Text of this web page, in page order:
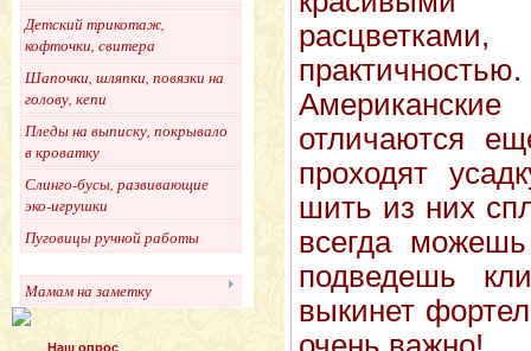
Детский трикотаж,
кофточки, свитера
Шапочки, шляпки, повязки на
голову, кепи
Пледы на выписку, покрывало
в кроватку
Слинго-бусы, развивающие
эко-игрушки
Пуговицы ручной работы
Мамам на заметку
Наш опрос
практичностью.
отличаются
проходят
шить из них
всегда
подведешь
выкинет